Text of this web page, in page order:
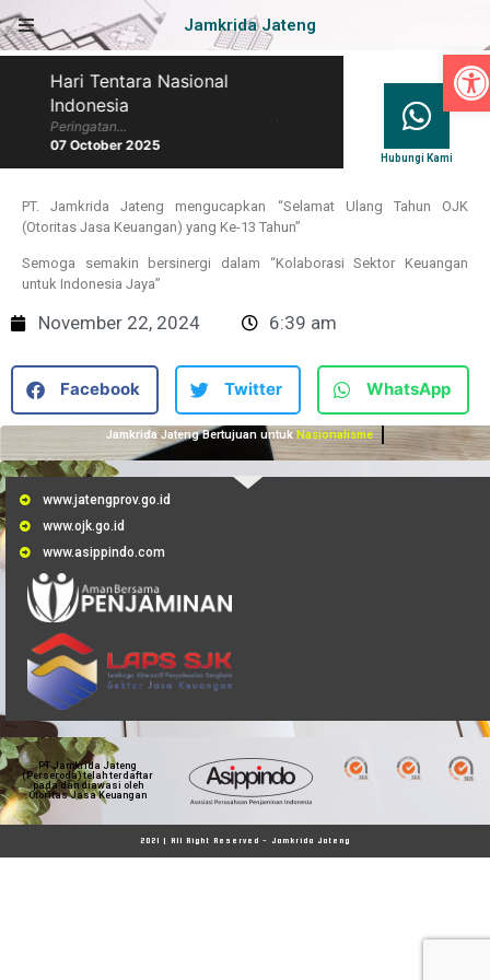
Jamkrida Jateng
Hari Tentara Nasional
Indonesia
Peringatan...
07 October 2025
Hari Batik Nasional
Hubungi Kami
PT. Jamkrida Jateng mengucapkan “Selamat Ulang Tahun OJK
(Otoritas Jasa Keuangan) yang Ke-13 Tahun”
Semoga semakin bersinergi dalam “Kolaborasi Sektor Keuangan
untuk Indonesia Jaya”
November 22, 2024 6:39 am
Facebook Twitter WhatsApp
Jamkrida Jateng Bertujuan untuk Nasionalisme
www.jatengprov.go.id
www.ojk.go.id
www.asippindo.com
PT Jamkrida Jateng
(Perseroda) telah terdaftar
pada dan diawasi oleh
Otoritas Jasa Keuangan
2021 | All Right Reserved - Jamkrida Jateng